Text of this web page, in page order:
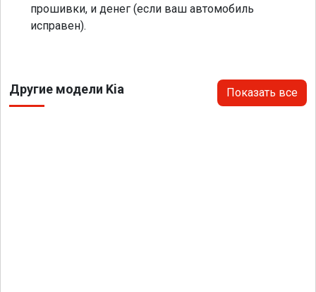
прошивки, и денег (если ваш автомобиль
исправен).
Другие модели Kia Показать все